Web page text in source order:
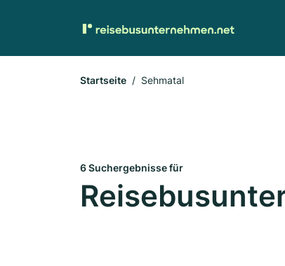
Startseite Sehmatal
6 Suchergebnisse für